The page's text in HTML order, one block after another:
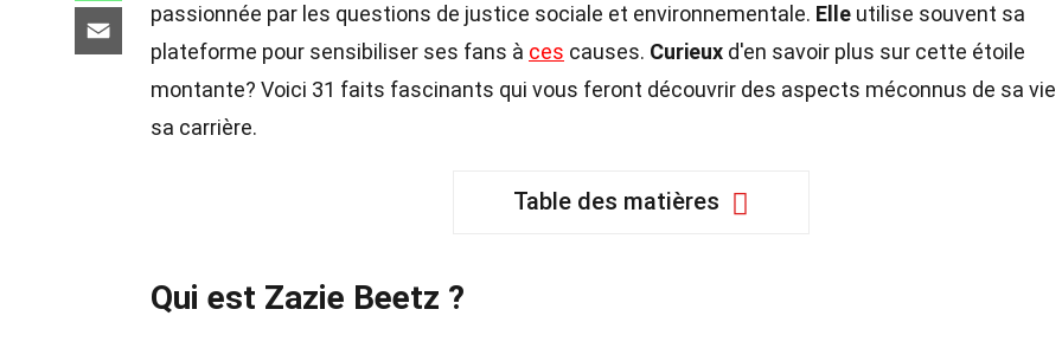
passionnée par les questions de justice sociale et environnementale. Elle utilise souvent sa
plateforme pour sensibiliser ses fans à ces causes. Curieux d'en savoir plus sur cette étoile
montante? Voici 31 faits fascinants qui vous feront découvrir des aspects méconnus de sa vie
sa carrière.
Table des matières
Qui est Zazie Beetz ?